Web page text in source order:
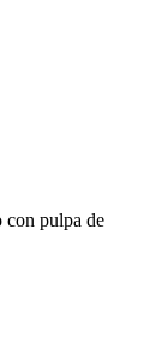
con pulpa de